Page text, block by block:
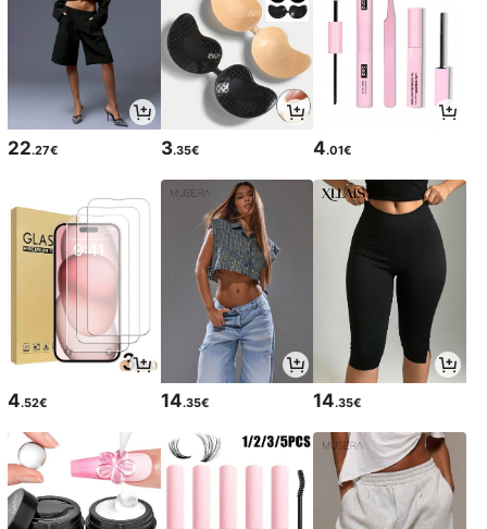
22.27€ 3.35€ 4.01€
4.52€ 14.35€ 14.35€